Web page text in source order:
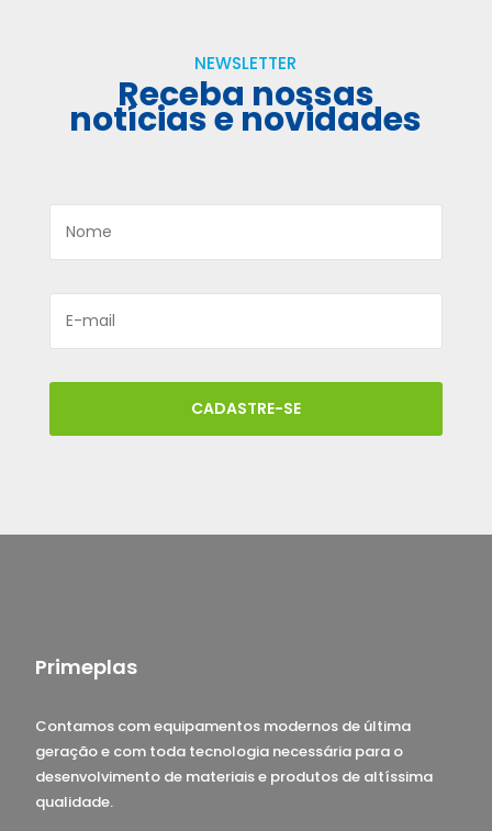
NEWSLETTER
Receba nossas
notícias e novidades
CADASTRE-SE
Primeplas
Contamos com equipamentos modernos de última
geração e com toda tecnologia necessária para o
desenvolvimento de materiais e produtos de altíssima
qualidade.